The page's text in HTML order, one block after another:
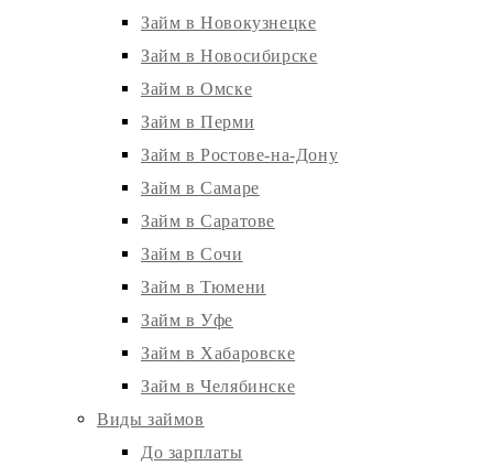
Займ в Новокузнецке
Займ в Новосибирске
Займ в Омске
Займ в Перми
Займ в Ростове-на-Дону
Займ в Самаре
Займ в Саратове
Займ в Сочи
Займ в Тюмени
Займ в Уфе
Займ в Хабаровске
Займ в Челябинске
Виды займов
До зарплаты